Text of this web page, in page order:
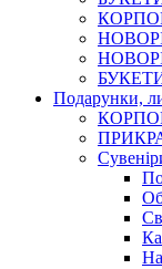
Подарунки,